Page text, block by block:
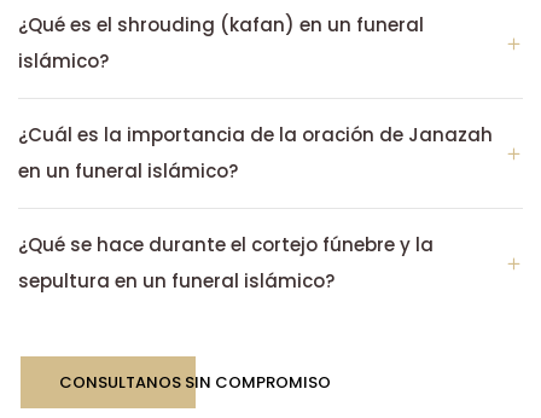
¿Qué es el shrouding (kafan) en un funeral
islámico?
¿Cuál es la importancia de la oración de Janazah
en un funeral islámico?
¿Qué se hace durante el cortejo fúnebre y la
sepultura en un funeral islámico?
CONSULTANOS SIN COMPROMISO